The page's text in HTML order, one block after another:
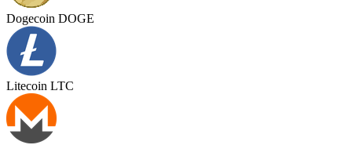
Dogecoin DOGE
Litecoin LTC